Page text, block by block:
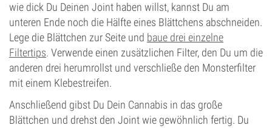
wie dick Du Deinen Joint haben willst, kannst Du am
unteren Ende noch die Hälfte eines Blättchens abschneiden.
Lege die Blättchen zur Seite und baue drei einzelne
Filtertips. Verwende einen zusätzlichen Filter, den Du um die
anderen drei herumrollst und verschließe den Monsterfilter
mit einem Klebestreifen.
Anschließend gibst Du Dein Cannabis in das große
Blättchen und drehst den Joint wie gewöhnlich fertig. Du